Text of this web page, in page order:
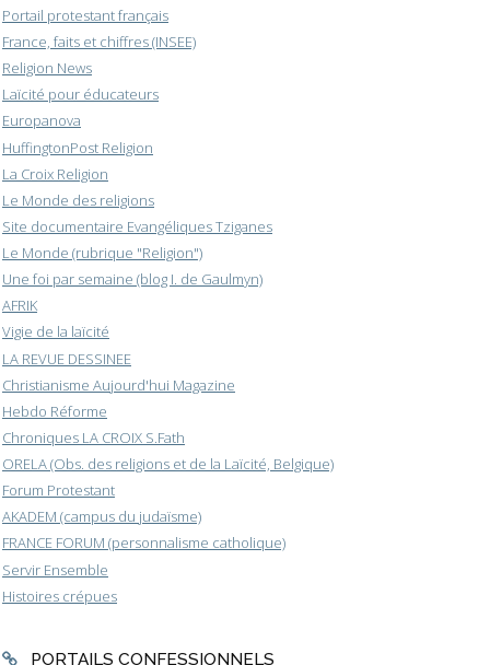
Portail protestant français
France, faits et chiffres (INSEE)
Religion News
Laïcité pour éducateurs
Europanova
HuffingtonPost Religion
La Croix Religion
Le Monde des religions
Site documentaire Evangéliques Tziganes
Le Monde (rubrique "Religion")
Une foi par semaine (blog I. de Gaulmyn)
AFRIK
Vigie de la laïcité
LA REVUE DESSINEE
Christianisme Aujourd'hui Magazine
Hebdo Réforme
Chroniques LA CROIX S.Fath
ORELA (Obs. des religions et de la Laïcité, Belgique)
Forum Protestant
AKADEM (campus du judaïsme)
FRANCE FORUM (personnalisme catholique)
Servir Ensemble
Histoires crépues
PORTAILS CONFESSIONNELS